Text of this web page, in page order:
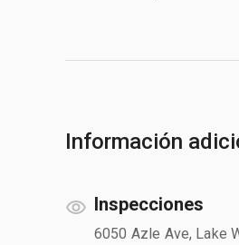
Información
Inspecciones
6050 Azle Ave, Lake